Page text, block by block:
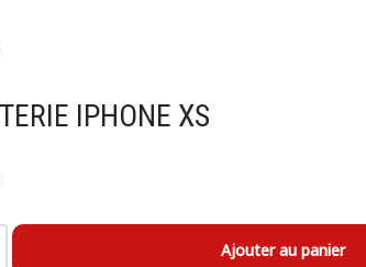
IPHONE XS
Ajouter au panier